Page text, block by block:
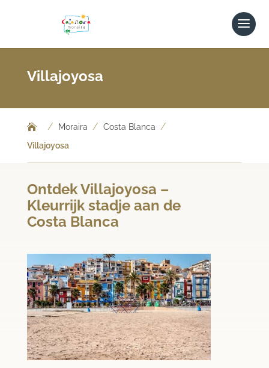
Villajoyosa
/ Moraira / Costa Blanca /
Villajoyosa
Ontdek Villajoyosa –
Kleurrijk stadje aan de
Costa Blanca